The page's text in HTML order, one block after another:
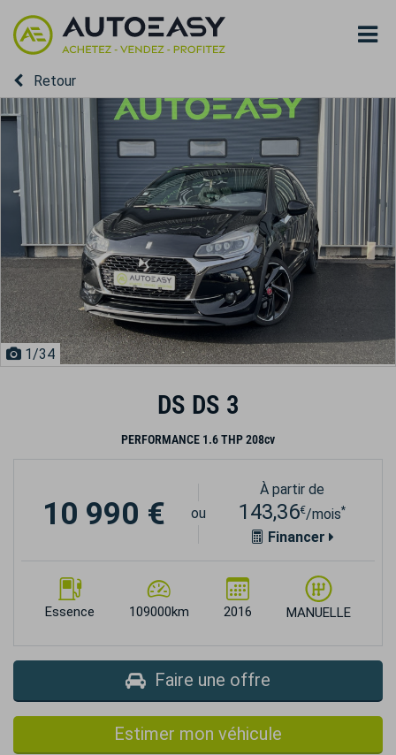
Retour
1/34
DS DS 3
PERFORMANCE 1.6 THP 208cv
Essence 109000km 2016 MANUELLE
10 990 € ou
À partir de
143,36€/mois*
Financer
Faire une offre
Estimer mon véhicule